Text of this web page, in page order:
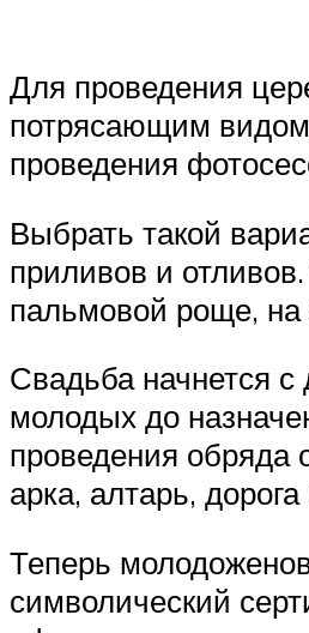
Для проведения
потрясающим
проведения
Выбрать такой
приливов и
пальмовой роще,
Свадьба начнется с
молодых до
проведения обряда
арка, алтарь,
Теперь
символический